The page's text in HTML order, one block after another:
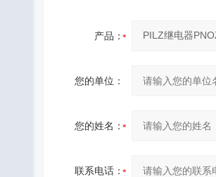
产品：
您的单位：
您的姓名：
联系电话：